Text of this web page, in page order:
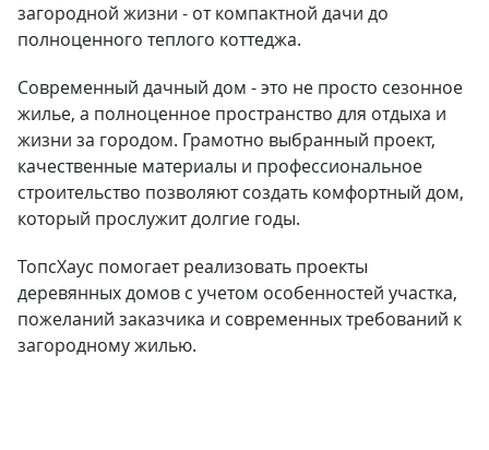
загородной жизни - от компактной дачи до
полноценного теплого коттеджа.
Современный дачный дом - это не просто сезонное
жилье, а полноценное пространство для отдыха и
жизни за городом. Грамотно выбранный проект,
качественные материалы и профессиональное
строительство позволяют создать комфортный дом,
который прослужит долгие годы.
ТопсХаус помогает реализовать проекты
деревянных домов с учетом особенностей участка,
пожеланий заказчика и современных требований к
загородному жилью.